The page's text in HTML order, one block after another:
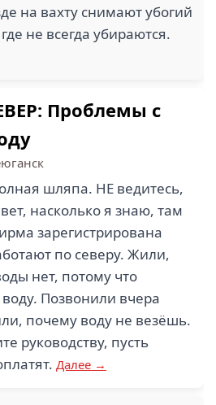
на вахту снимают убогий
не всегда убираются.
Проблемы с
шляпа. НЕ ведитесь,
насколько я знаю, там
зарегистрирована
по северу. Жили,
нет, потому что
Позвонили вчера
почему воду не везёшь.
руководству, пусть
Далее →